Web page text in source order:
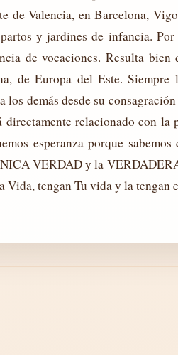
de Valencia, en Barcelona,
y jardines de infancia.
de vocaciones. Resulta
de Europa del Este.
los demás desde su
directamente relacionado con
esperanza porque
VERDAD y la
Vida, tengan Tu vida y la tengan